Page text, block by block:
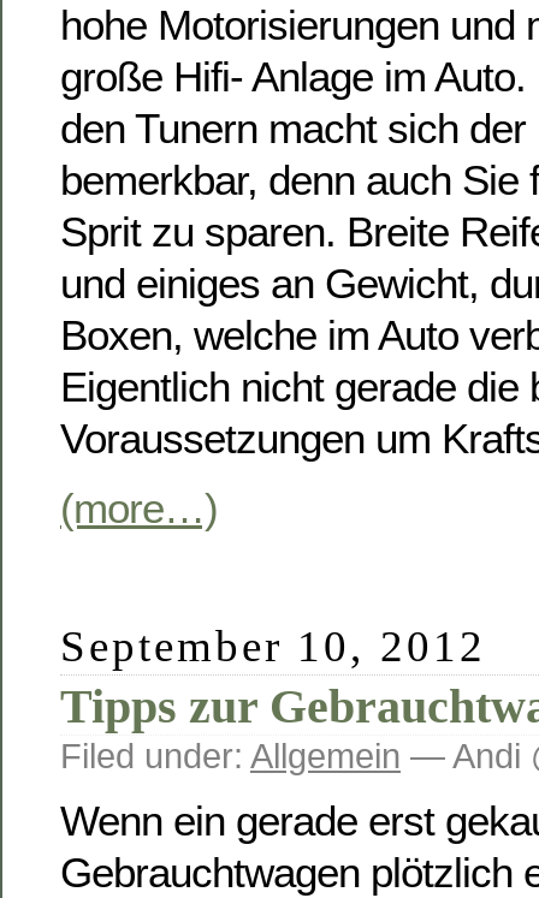
hohe Motorisierungen und
große Hifi- Anlage im
den Tunern macht sich
bemerkbar, denn auch Sie
Sprit zu sparen. Breite
und einiges an Gewicht,
Boxen, welche im Auto
Eigentlich nicht gerade die
Voraussetzungen um
(more…)
September 10, 2012
Tipps zur
Filed under: Allgemein — Andi
Wenn ein gerade erst
Gebrauchtwagen plötzlich